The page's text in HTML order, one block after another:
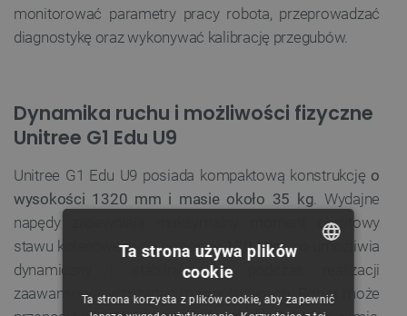
monitorować parametry pracy robota, przeprowadzać
diagnostykę oraz wykonywać kalibrację przegubów.
Dynamika ruchu i możliwości fizyczne
Unitree G1 Edu U9
Unitree G1 Edu U9 posiada kompaktową konstrukcję o
wysokości 1320 mm i masie około 35 kg . Wydajne
napędy zapewniają maksymalny moment obrotowy
stawu kolanowego na poziomie120 N*m, co umożliwia
dynamiczny i stabilny ruch podczas realizacji
zaawansowanych zadań manipulacyjnych. Robot może
CZECH
Ta strona używa plików
cookie
Ta strona korzysta z plików cookie, aby zapewnić